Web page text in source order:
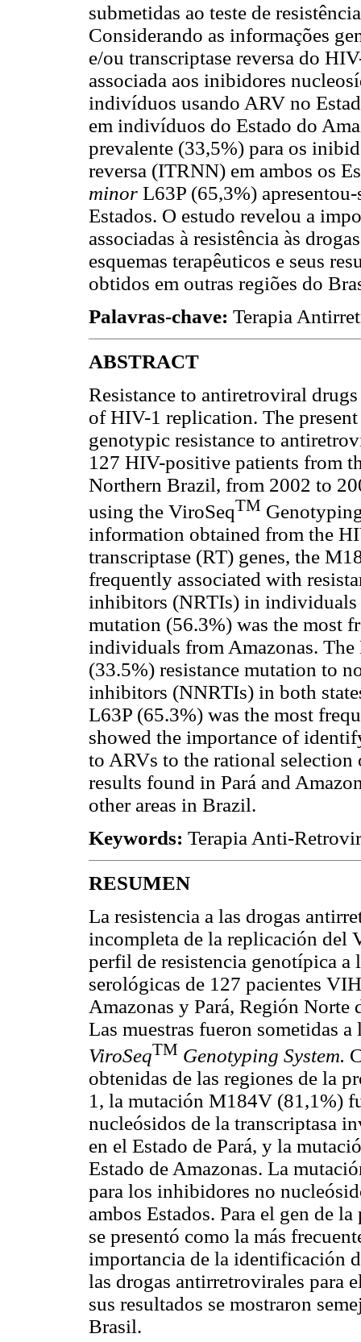
submetidas ao teste de
Considerando as informações
e/ou transcriptase reversa do
associada aos inibidores
indivíduos usando ARV no
em indivíduos do Estado do
prevalente (33,5%) para os
reversa (ITRNN) em ambos os
minor L63P (65,3%)
Estados. O estudo revelou a
associadas à resistência às
esquemas terapêuticos e seus
obtidos em outras regiões do
Palavras-chave: Terapia
ABSTRACT
Resistance to antiretroviral
of HIV-1 replication. The
genotypic resistance to
127 HIV-positive patients from
Northern Brazil, from 2002 to
using the ViroSeqTM
information obtained from the
transcriptase (RT) genes, the
frequently associated with
inhibitors (NRTIs) in
mutation (56.3%) was the most
individuals from Amazonas.
(33.5%) resistance mutation to
inhibitors (NNRTIs) in both
L63P (65.3%) was the most
showed the importance of
to ARVs to the rational
results found in Pará and
other areas in Brazil.
Keywords: Terapia Anti-
RESUMEN
La resistencia a las drogas
incompleta de la replicación del
perfil de resistencia genotípica
serológicas de 127 pacientes
Amazonas y Pará, Región
Las muestras fueron sometidas
ViroSeqTM Genotyping System.
obtenidas de las regiones de la
1, la mutación M184V (81,1%)
nucleósidos de la transcriptasa
en el Estado de Pará, y la
Estado de Amazonas. La
para los inhibidores no
ambos Estados. Para el gen de
se presentó como la más
importancia de la identificación
las drogas antirretrovirales para
sus resultados se mostraron
Brasil.